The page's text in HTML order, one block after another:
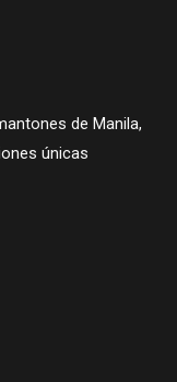
de Manila,
únicas